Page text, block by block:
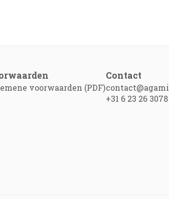
voorwaarden (PDF)
Contact
+31 6 23 26 3078